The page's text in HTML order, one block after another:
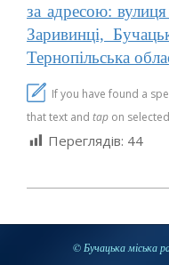
за адресою:
Заривинці,
Тернопільська
If you have found a
that text and tap on
Переглядів: 44
10-
© Бучацька міська